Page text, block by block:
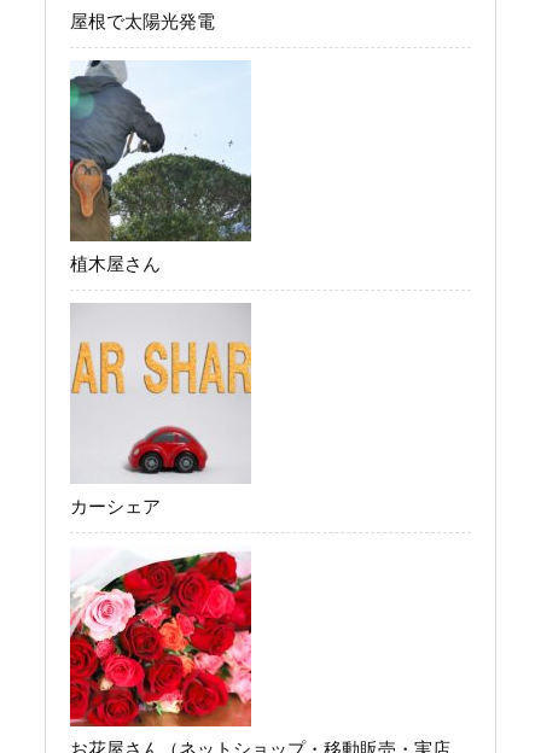
屋根で太陽光発電
植木屋さん
カーシェア